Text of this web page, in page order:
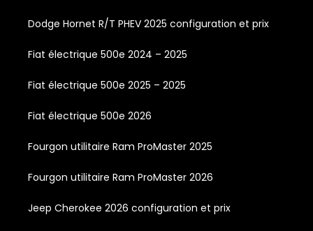
Dodge Hornet R/T PHEV 2025 configuration et prix
Fiat électrique 500e 2024 – 2025
Fiat électrique 500e 2025 – 2025
Fiat électrique 500e 2026
Fourgon utilitaire Ram ProMaster 2025
Fourgon utilitaire Ram ProMaster 2026
Jeep Cherokee 2026 configuration et prix